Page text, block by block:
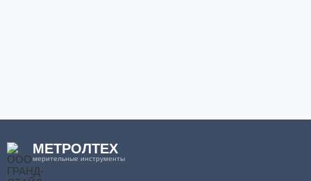
МЕТРОЛТЕХ
мерительные инструменты